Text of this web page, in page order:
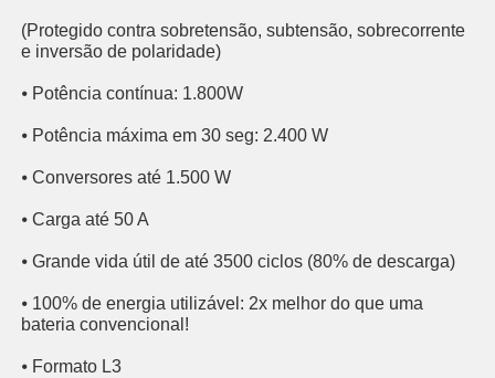
(Protegido contra sobretensão, subtensão, sobrecorrente
e inversão de polaridade)
⦁ Potência contínua: 1.800W
⦁ Potência máxima em 30 seg: 2.400 W
⦁ Conversores até 1.500 W
⦁ Carga até 50 A
⦁ Grande vida útil de até 3500 ciclos (80% de descarga)
⦁ 100% de energia utilizável: 2x melhor do que uma
bateria convencional!
⦁ Formato L3